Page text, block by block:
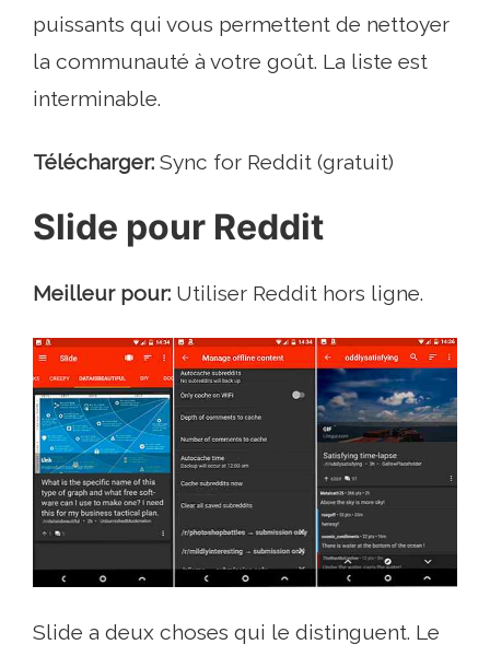
puissants qui vous permettent de nettoyer
la communauté à votre goût. La liste est
interminable.
Télécharger: Sync for Reddit (gratuit)
Slide pour Reddit
Meilleur pour: Utiliser Reddit hors ligne.
Slide a deux choses qui le distinguent. Le